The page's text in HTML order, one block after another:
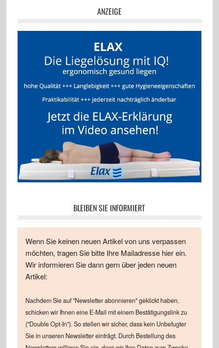
ANZEIGE
BLEIBEN SIE INFORMIERT
Wenn Sie keinen neuen Artikel von uns verpassen
möchten, tragen Sie bitte Ihre Mailadresse hier ein.
Wir informieren Sie dann gern über jeden neuen
Artikel:
Nachdem Sie auf "Newsletter abonnieren" geklickt haben,
schicken wir Ihnen eine E-Mail mit einem Bestätigungslink zu
("Double Opt-In"). So stellen wir sicher, dass kein Unbefugter
Sie in unseren Newsletter einträgt. Durch Bestellung des